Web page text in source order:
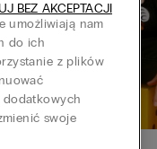
umożliwiają nam
do ich
z plików
swoje
BEZ AKCEPTACJI